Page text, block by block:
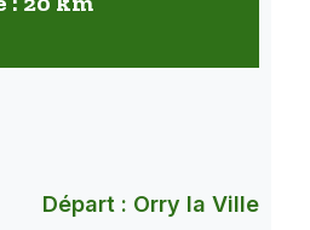
Départ : Orry la Ville